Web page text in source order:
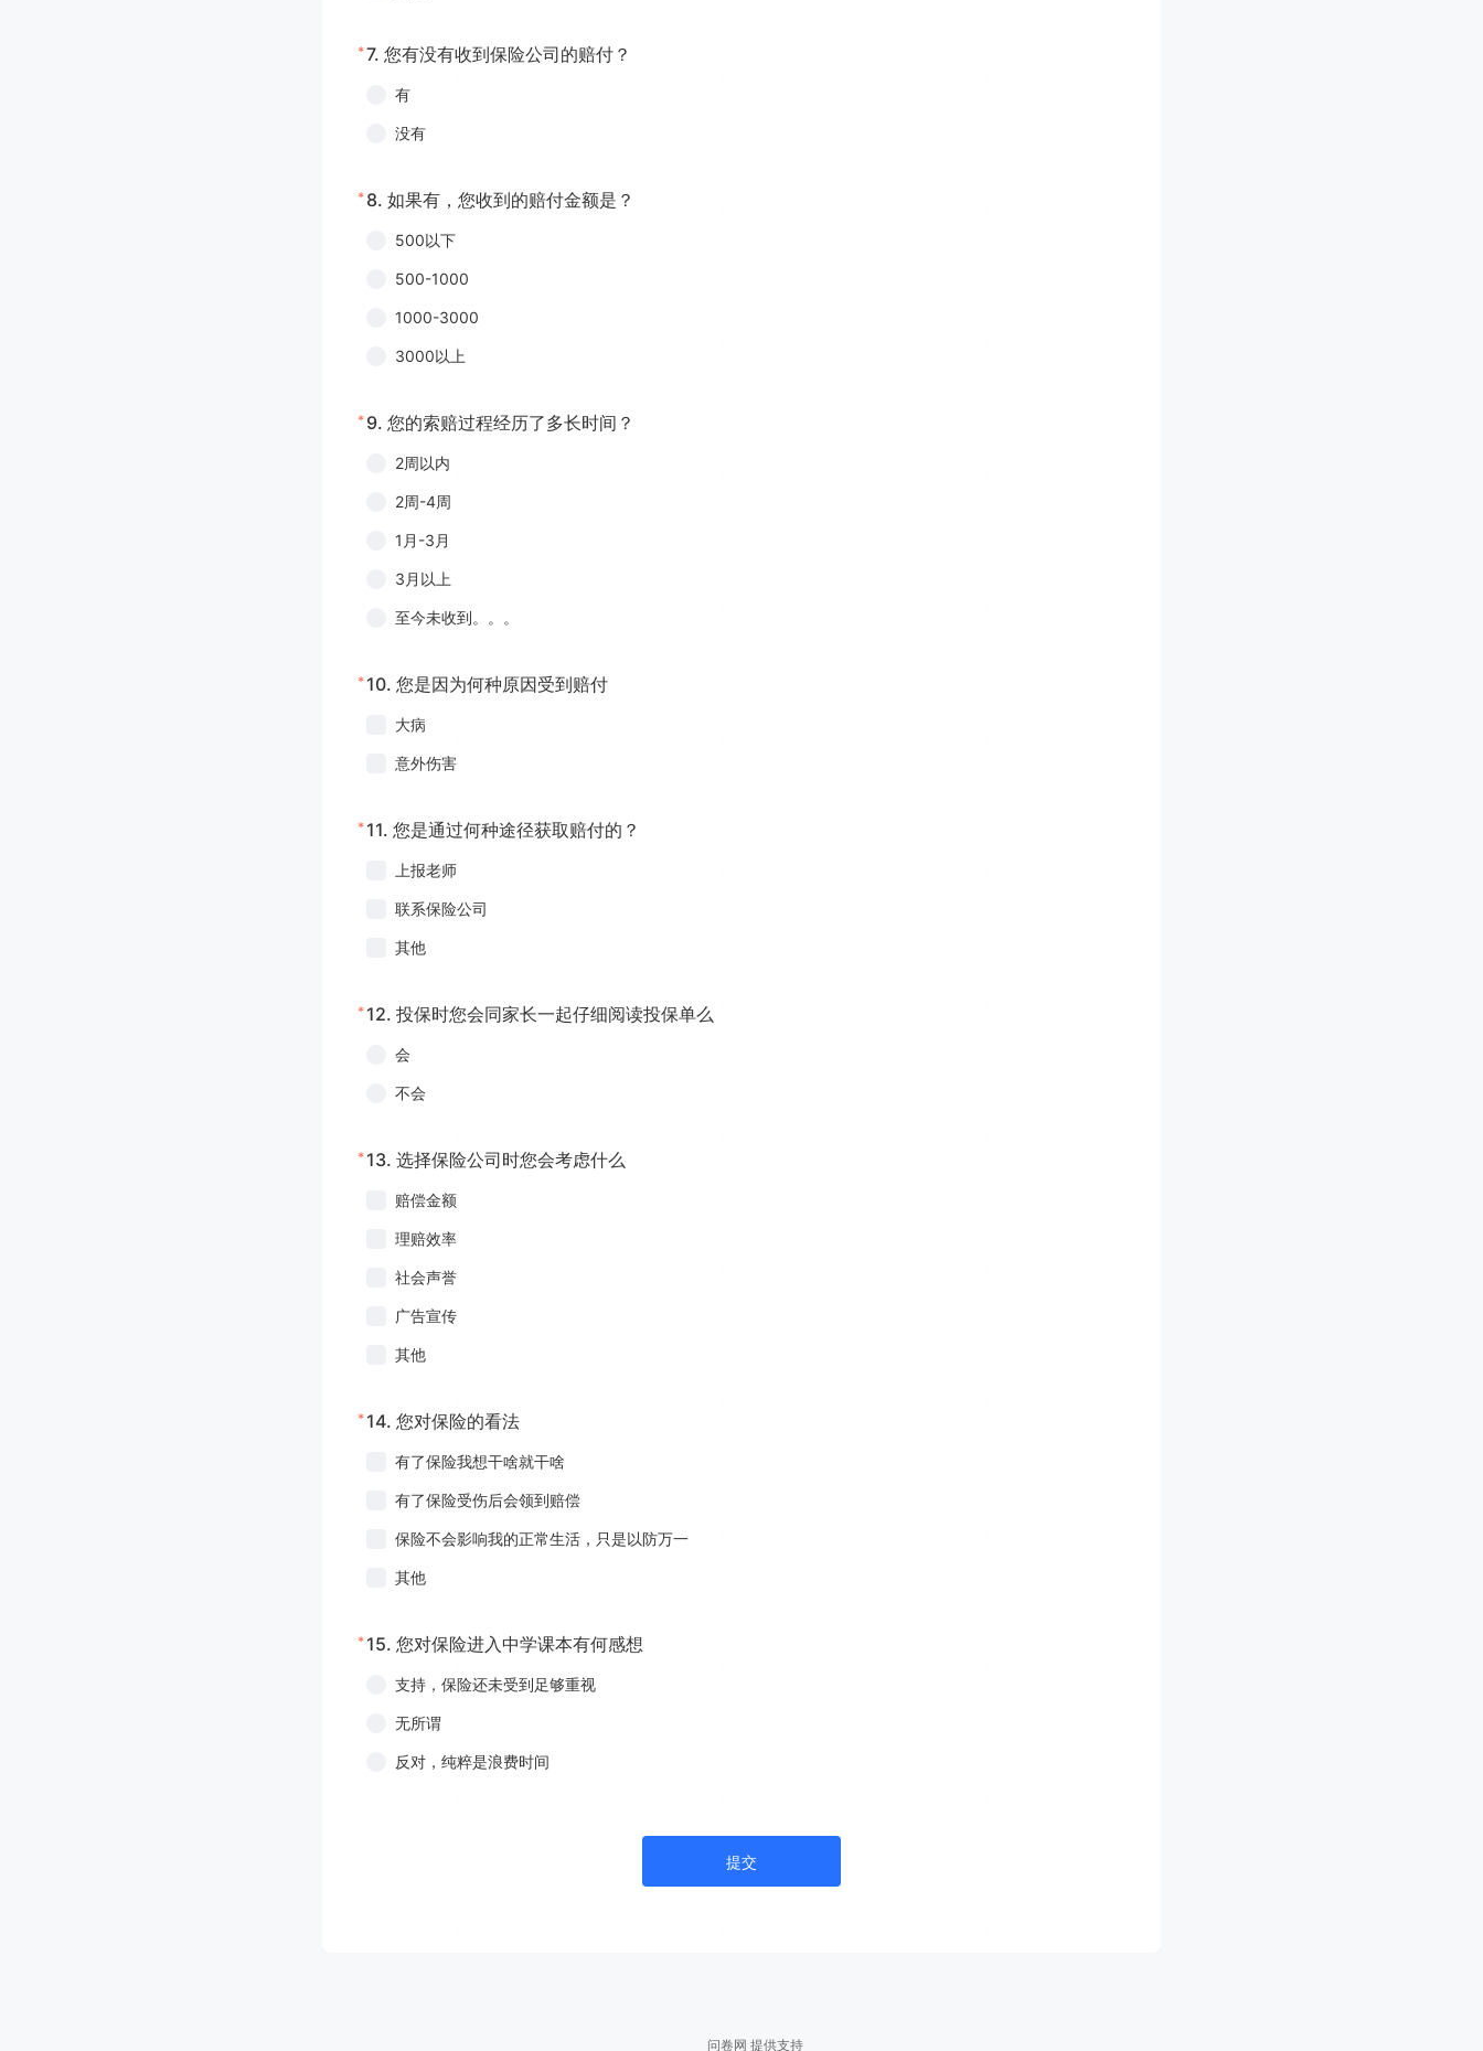
*7. 您有没有收到保险公司的赔付？
有
没有
* 8. 如果有，您收到的赔付金额是？
500以下
500-1000
1000-3000
3000以上
* 9. 您的索赔过程经历了多长时间？
2周以内
2周-4周
1月-3月
3月以上
至今未收到。。。
* 10. 您是因为何种原因受到赔付
大病
意外伤害
* 11. 您是通过何种途径获取赔付的？
上报老师
联系保险公司
其他
* 12. 投保时您会同家长一起仔细阅读投保单么
会
不会
* 13. 选择保险公司时您会考虑什么
赔偿金额
理赔效率
社会声誉
广告宣传
其他
* 14. 您对保险的看法
有了保险我想干啥就干啥
有了保险受伤后会领到赔偿
保险不会影响我的正常生活，只是以防万一
其他
* 15. 您对保险进入中学课本有何感想
支持，保险还未受到足够重视
无所谓
反对，纯粹是浪费时间
提交
问卷网 提供支持